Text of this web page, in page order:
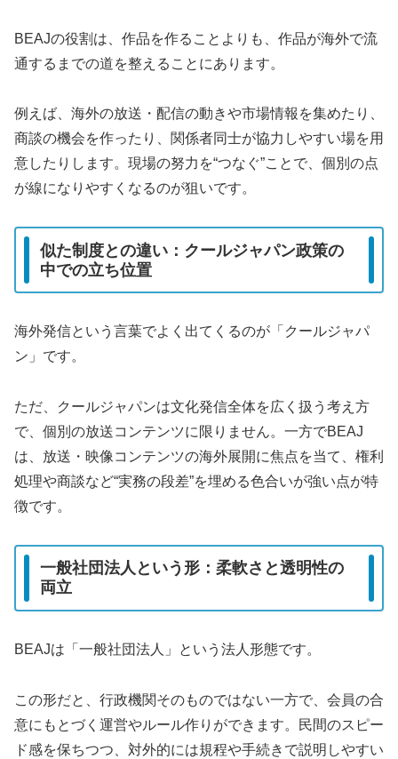
BEAJの役割は、作品を作ることよりも、作品が海外で流
通するまでの道を整えることにあります。
例えば、海外の放送・配信の動きや市場情報を集めたり、
商談の機会を作ったり、関係者同士が協力しやすい場を用
意したりします。現場の努力を“つなぐ”ことで、個別の点
が線になりやすくなるのが狙いです。
似た制度との違い：クールジャパン政策の
中での立ち位置
海外発信という言葉でよく出てくるのが「クールジャパ
ン」です。
ただ、クールジャパンは文化発信全体を広く扱う考え方
で、個別の放送コンテンツに限りません。一方でBEAJ
は、放送・映像コンテンツの海外展開に焦点を当て、権利
処理や商談など“実務の段差”を埋める色合いが強い点が特
徴です。
一般社団法人という形：柔軟さと透明性の
両立
BEAJは「一般社団法人」という法人形態です。
この形だと、行政機関そのものではない一方で、会員の合
意にもとづく運営やルール作りができます。民間のスピー
ド感を保ちつつ、対外的には規程や手続きで説明しやすい